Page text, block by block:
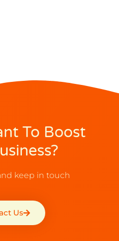
To Boost
keep in touch
Us